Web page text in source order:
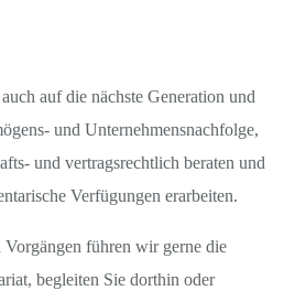
auf die nächste Generation und
und Unternehmensnachfolge,
und vertragsrechtlich beraten und
Verfügungen erarbeiten.
führen wir gerne die
begleiten Sie dorthin oder